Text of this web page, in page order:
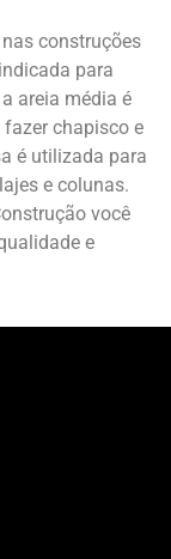
construções
para
areia média é
chapisco e
é utilizada para
e colunas.
você
e